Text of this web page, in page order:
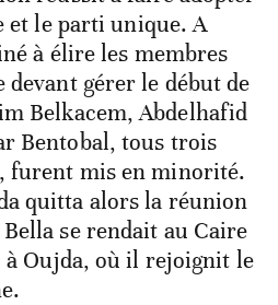
et le parti unique. A
à élire les membres
gérer le début de
Belkacem, Abdelhafid
Bentobal, tous trois
furent mis en minorité.
quitta alors la réunion
se rendait au Caire
à Oujda, où il rejoignit le